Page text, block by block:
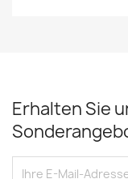
Erhalten Sie